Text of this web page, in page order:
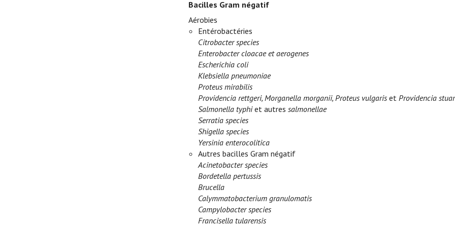
Bacilles Gram négatif
Aérobies
Entérobactéries
Citrobacter species
Enterobacter cloacae et aerogenes
Escherichia coli
Klebsiella pneumoniae
Proteus mirabilis
Providencia rettgeri, Morganella morganii, Proteus vulgaris etProvidencia
Salmonella typhiet autressalmonellae
Serratia species
Shigella species
Yersinia enterocolitica
Autres bacilles Gram négatif
Acinetobacter species
Bordetella pertussis
Brucella
Calymmatobacterium granulomatis
Campylobacter species
Francisella tularensis